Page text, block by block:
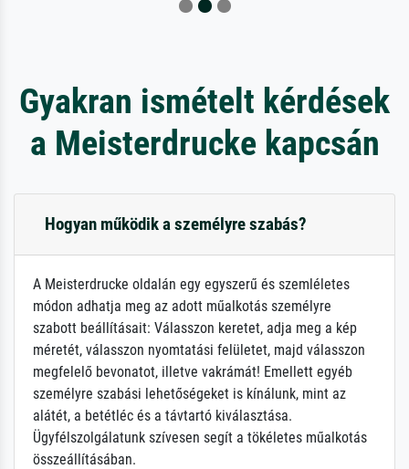
Gyakran ismételt kérdések
a Meisterdrucke kapcsán
Hogyan működik a személyre szabás?
A Meisterdrucke oldalán egy egyszerű és szemléletes
módon adhatja meg az adott műalkotás személyre
szabott beállításait: Válasszon keretet, adja meg a kép
méretét, válasszon nyomtatási felületet, majd válasszon
megfelelő bevonatot, illetve vakrámát! Emellett egyéb
személyre szabási lehetőségeket is kínálunk, mint az
alátét, a betétléc és a távtartó kiválasztása.
Ügyfélszolgálatunk szívesen segít a tökéletes műalkotás
összeállításában.